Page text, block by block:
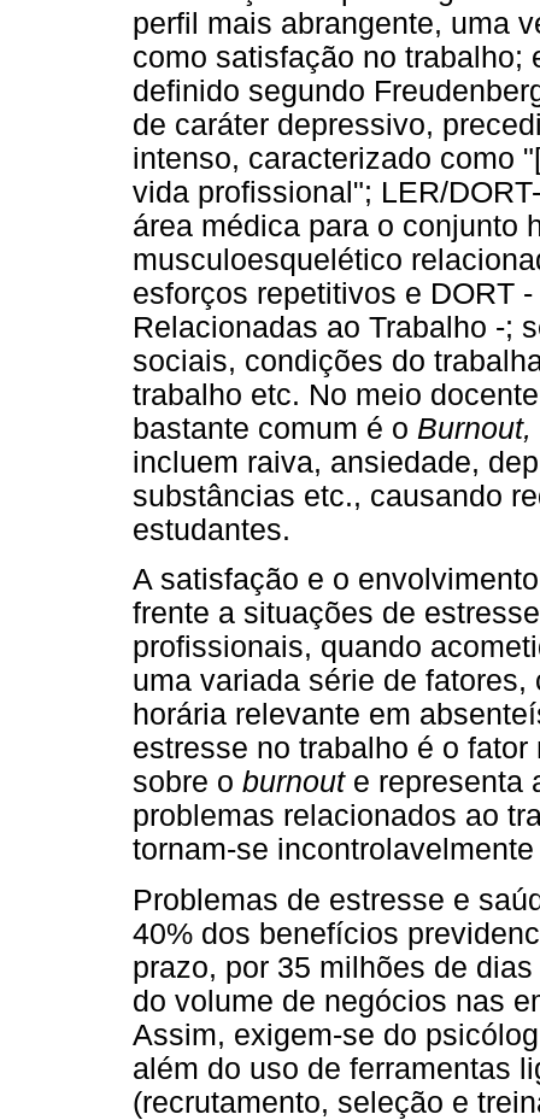
perfil mais abrangente, uma
como satisfação no
definido segundo
de caráter depressivo,
intenso, caracterizado como
vida profissional"; LER/
área médica para o conjunto
musculoesquelético
esforços repetitivos e DORT
Relacionadas ao Trabalho -;
sociais, condições do
trabalho etc. No meio
bastante comum é o Burnout,
incluem raiva, ansiedade,
substâncias etc., causando
estudantes.
A satisfação e o
frente a situações de
profissionais, quando
uma variada série de
horária relevante em
estresse no trabalho é o
sobre o burnoute representa
problemas relacionados ao
tornam-se
Problemas de estresse e
40% dos benefícios
prazo, por 35 milhões de
do volume de negócios nas
Assim, exigem-se do
além do uso de ferramentas
(recrutamento, seleção e